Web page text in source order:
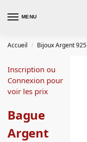
MENU
Accueil / Bijoux Argent 925
Inscription ou
Connexion pour
voir les prix
Bague
Argent